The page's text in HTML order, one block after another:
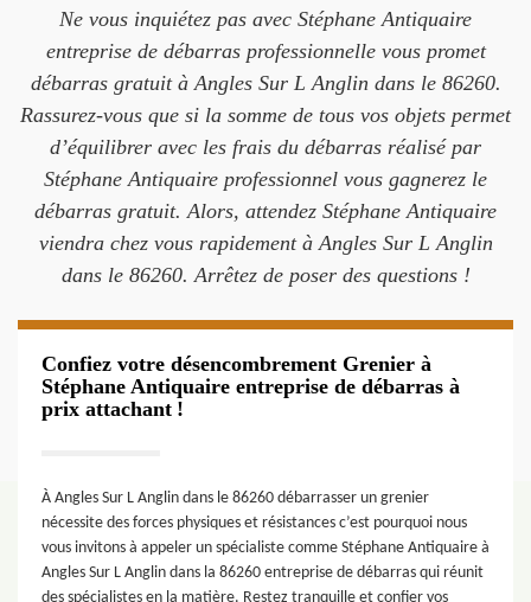
Ne vous inquiétez pas avec Stéphane Antiquaire
entreprise de débarras professionnelle vous promet
débarras gratuit à Angles Sur L Anglin dans le 86260.
Rassurez-vous que si la somme de tous vos objets permet
d’équilibrer avec les frais du débarras réalisé par
Stéphane Antiquaire professionnel vous gagnerez le
débarras gratuit. Alors, attendez Stéphane Antiquaire
viendra chez vous rapidement à Angles Sur L Anglin
dans le 86260. Arrêtez de poser des questions !
Confiez votre désencombrement Grenier à
Stéphane Antiquaire entreprise de débarras à
prix attachant !
À Angles Sur L Anglin dans le 86260 débarrasser un grenier
nécessite des forces physiques et résistances c’est pourquoi nous
vous invitons à appeler un spécialiste comme Stéphane Antiquaire à
Angles Sur L Anglin dans la 86260 entreprise de débarras qui réunit
des spécialistes en la matière. Restez tranquille et confier vos